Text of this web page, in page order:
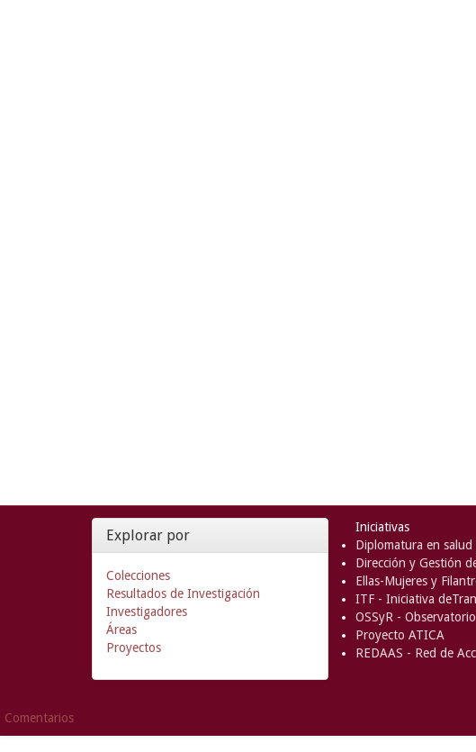
Explorar por
Colecciones
Resultados de Investigación
Investigadores
Áreas
Proyectos
Iniciativas
Diplomatura en
Dirección y Gestión
Ellas-Mujeres y
ITF - Iniciativa
OSSyR -
Proyecto ATICA
REDAAS - Red de
Comentarios